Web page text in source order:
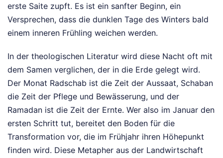
erste Saite zupft. Es ist ein sanfter Beginn, ein
Versprechen, dass die dunklen Tage des Winters bald
einem inneren Frühling weichen werden.
In der theologischen Literatur wird diese Nacht oft mit
dem Samen verglichen, der in die Erde gelegt wird.
Der Monat Radschab ist die Zeit der Aussaat, Schaban
die Zeit der Pflege und Bewässerung, und der
Ramadan ist die Zeit der Ernte. Wer also im Januar den
ersten Schritt tut, bereitet den Boden für die
Transformation vor, die im Frühjahr ihren Höhepunkt
finden wird. Diese Metapher aus der Landwirtschaft